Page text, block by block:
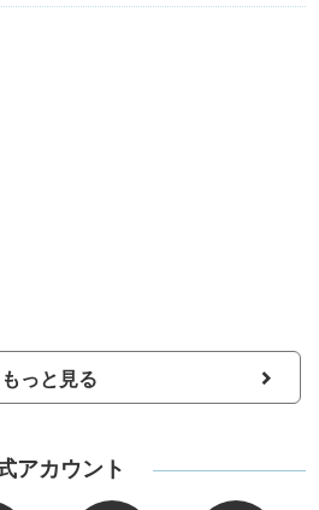
もっと見る
アカウント